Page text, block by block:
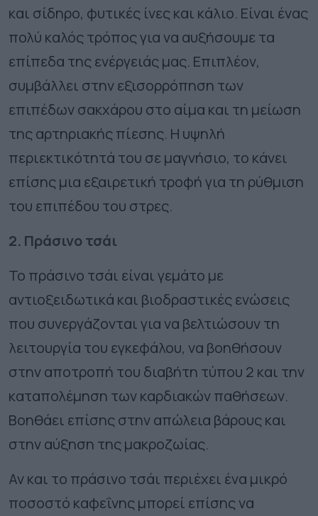
και σίδηρο, φυτικές ίνες και κάλιο. Είναι ένας
πολύ καλός τρόπος για να αυξήσουμε τα
επίπεδα της ενέργειάς μας. Επιπλέον,
συμβάλλει στην εξισορρόπηση των
επιπέδων σακχάρου στο αίμα και τη μείωση
της αρτηριακής πίεσης. Η υψηλή
περιεκτικότητά του σε μαγνήσιο, το κάνει
επίσης μια εξαιρετική τροφή για τη ρύθμιση
του επιπέδου του στρες.
2. Πράσινο τσάι
Το πράσινο τσάι είναι γεμάτο με
αντιοξειδωτικά και βιοδραστικές ενώσεις
που συνεργάζονται για να βελτιώσουν τη
λειτουργία του εγκεφάλου, να βοηθήσουν
στην αποτροπή του διαβήτη τύπου 2 και την
καταπολέμηση των καρδιακών παθήσεων.
Βοηθάει επίσης στην απώλεια βάρους και
στην αύξηση της μακροζωίας.
Αν και το πράσινο τσάι περιέχει ένα μικρό
ποσοστό καφεΐνης μπορεί επίσης να